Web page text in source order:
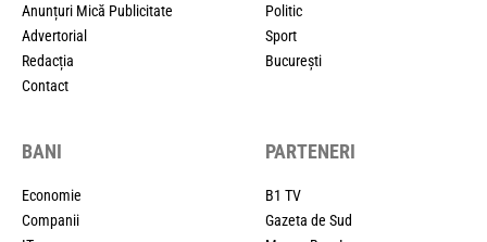
Anunțuri Mică Publicitate
Advertorial
Redacția
Contact
Politic
Sport
București
BANI
Economie
Companii
PARTENERI
B1 TV
Gazeta de Sud